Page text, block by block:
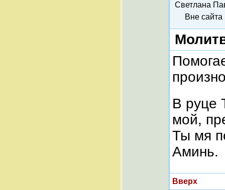
Светлана
Вне сайта
В руце
мой,
Ты мя
Аминь.
Вверх